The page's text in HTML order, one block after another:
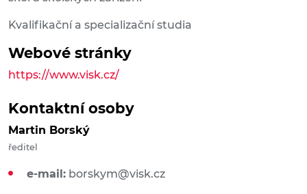
Kvalifikační a specializační studia
Webové stránky
https://www.visk.cz/
Kontaktní osoby
Martin Borský
ředitel
e-mail: borskym@visk.cz